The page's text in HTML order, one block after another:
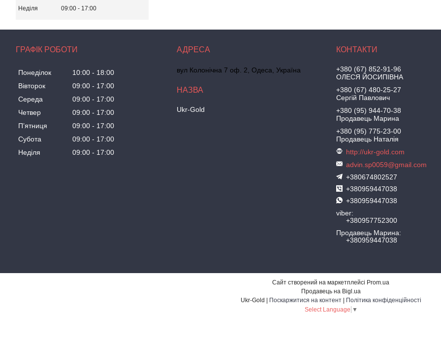
Неділя
09:00 17:00
ГРАФІК РОБОТИ
Понеділок 10:00
18:00
Вівторок
09:00
17:00
Середа
09:00
17:00
Четвер
09:00
17:00
Пʼятниця
09:00
17:00
Субота
09:00
17:00
Неділя
09:00 17:00
вул Колонічна 7 оф. 2, Одеса, Україна
Ukr-Gold
+380 (67) 852-91-96
ОЛЕСЯ ЙОСИПІВНА
+380 (67) 480-25-27
Сергій Павлович
+380 (95) 944-70-38
Продавець Марина
+380 (95) 775-23-00
Продавець Наталія
http://ukr-gold.com
advin.sp0059@gmail.com
+380674802527
+380959447038
+380959447038
viber
+380957752300
Продавець Марина
+380959447038
Сайт створений на маркетплейсі Prom.ua
Продавець на Bigl.ua
Поскаржитися на контент
Політика конфіденційності
Select Language ▼